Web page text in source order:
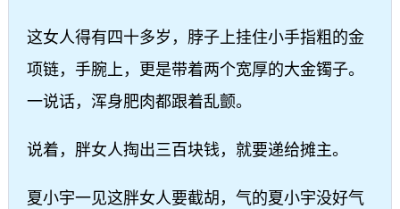
这女人得有四十多岁，脖子上挂住小手指粗的金
项链，手腕上，更是带着两个宽厚的大金镯子。
一说话，浑身肥肉都跟着乱颤。
说着，胖女人掏出三百块钱，就要递给摊主。
夏小宇一见这胖女人要截胡，气的夏小宇没好气